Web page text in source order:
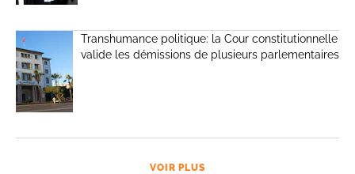
Transhumance politique: la Cour constitutionnelle
valide les démissions de plusieurs parlementaires
VOIR PLUS